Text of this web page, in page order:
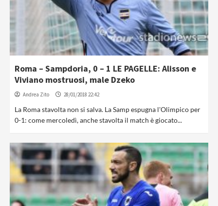
Roma – Sampdoria, 0 – 1 LE PAGELLE: Alisson e
Viviano mostruosi, male Dzeko
Andrea Zito 28/01/2018 22:42
La Roma stavolta non si salva. La Samp espugna l'Olimpico per
0-1: come mercoledì, anche stavolta il match è giocato...